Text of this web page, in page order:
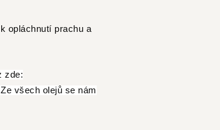
opláchnutí prachu a
zde:
všech olejů se nám